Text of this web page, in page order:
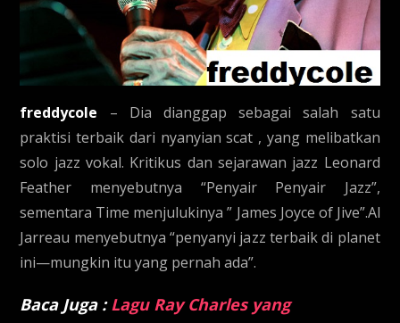
freddycole – Dia dianggap sebagai salah satu
praktisi terbaik dari nyanyian scat , yang melibatkan
solo jazz vokal. Kritikus dan sejarawan jazz Leonard
Feather menyebutnya “Penyair Penyair Jazz”,
sementara Time menjulukinya ” James Joyce of Jive”.Al
Jarreau menyebutnya “penyanyi jazz terbaik di planet
ini—mungkin itu yang pernah ada”.
Baca Juga : Lagu Ray Charles yang